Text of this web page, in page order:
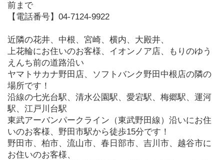
前まで
【電話番号】04-7124-9922
近隣の花井、中根、宮崎、横内、大殿井、
上花輪にお住いのお客様、イオンノア店、もりのゆう
えんち前の道路沿い
ヤマトサカナ野田店、ソフトバンク野田中根店の隣の
場所です！
沿線の七光台駅、清水公園駅、愛宕駅、梅郷駅、運河
駅、江戸川台駅
東武アーバンパークライン（東武野田線）沿いにお住
いのお客様、野田市駅から徒歩15分です！
野田市、柏市、流山市、春日部市、吉川市、越谷市に
お住いのお客様、